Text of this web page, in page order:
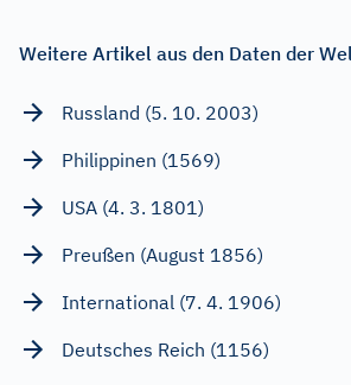
Weitere Artikel aus den Daten der
Russland (5. 10. 2003)
Philippinen (1569)
USA (4. 3. 1801)
Preußen (August 1856)
International (7. 4. 1906)
Deutsches Reich (1156)